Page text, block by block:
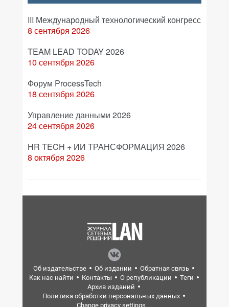
III Международный технологический конгресс
8 сентября 2026
TEAM LEAD TODAY 2026
10 сентября 2026
Форум ProcessTech
18 сентября 2026
Управление данными 2026
24 сентября 2026
HR TECH + ИИ ТРАНСФОРМАЦИЯ 2026
8 октября 2026
Об издательстве Об издании
Обратная связь
Как нас найти
Контакты О републикации
Теги
Архив изданий
Политика обработки персональных данных
Change privacy settings